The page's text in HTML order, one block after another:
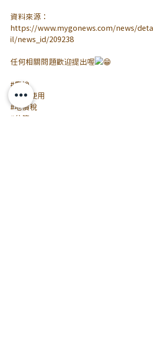
資料來源：
https://www.mygonews.com/news/deta
il/news_id/209238
任何相關問題歡迎提出喔
#農地
#違規使用
#地價稅
#分管